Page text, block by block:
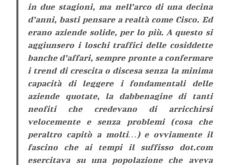
in due stagioni, ma nell’arco di una decina
d’anni, basti pensare a realtà come Cisco. Ed
erano aziende solide, per lo più. A questo si
aggiunsero i loschi traffici delle cosiddette
banche d’affari, sempre pronte a confermare
i trend di crescita o discesa senza la minima
capacità di leggere i fondamentali delle
aziende quotate, la dabbenagine di tanti
neofiti che credevano di arricchirsi
velocemente e senza problemi (cosa che
peraltro capitò a molti…) e ovviamente il
fascino che ai tempi il suffisso dot.com
esercitava su una popolazione che aveva